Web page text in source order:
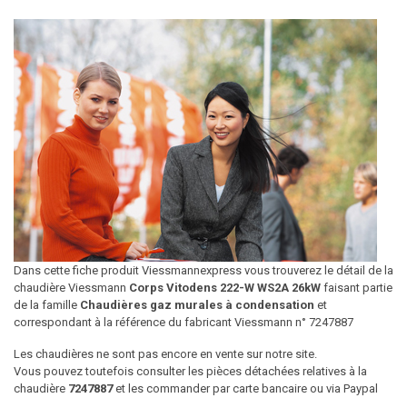
Dans cette fiche produit Viessmannexpress vous trouverez le détail de la
chaudière Viessmann Corps Vitodens 222-W WS2A 26kW faisant partie
de la famille Chaudières gaz murales à condensation et
correspondant à la référence du fabricant Viessmann n° 7247887
Les chaudières ne sont pas encore en vente sur notre site.
Vous pouvez toutefois consulter les pièces détachées relatives à la
chaudière 7247887et les commander par carte bancaire ou via Paypal